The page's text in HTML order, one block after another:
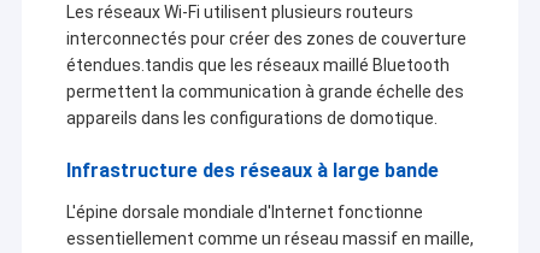
Les réseaux Wi-Fi utilisent plusieurs routeurs
interconnectés pour créer des zones de couverture
étendues.tandis que les réseaux maillé Bluetooth
permettent la communication à grande échelle des
appareils dans les configurations de domotique.
Infrastructure des réseaux à large bande
L'épine dorsale mondiale d'Internet fonctionne
essentiellement comme un réseau massif en maille,